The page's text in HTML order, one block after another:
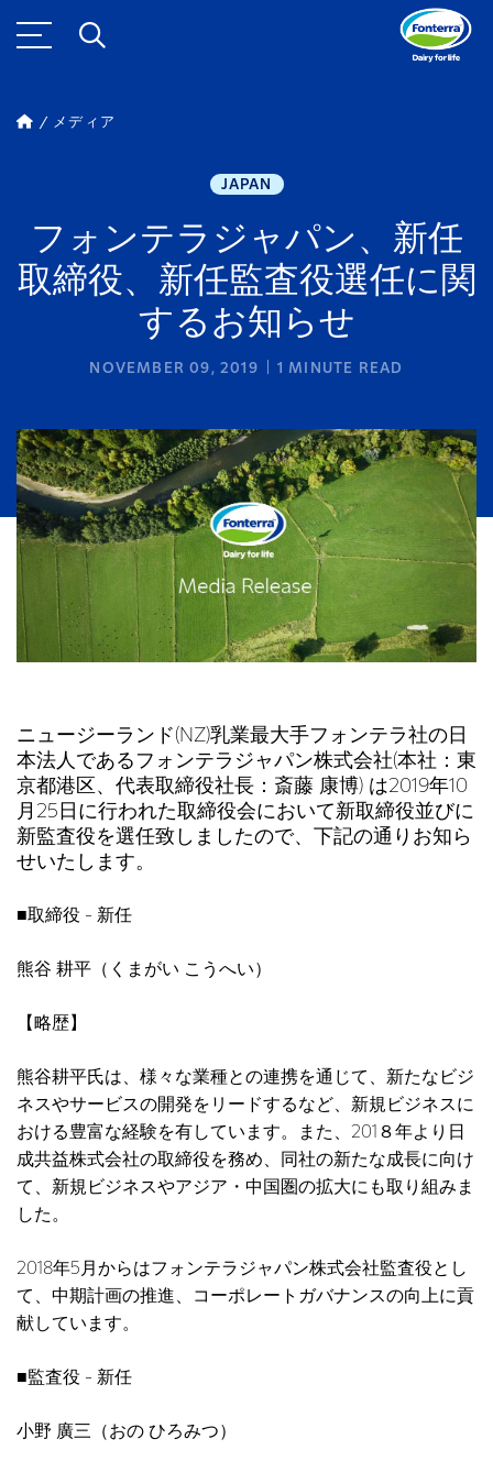
メディア
JAPAN
フォンテラジャパン、新任
取締役、新任監査役選任に関
するお知らせ
NOVEMBER 09, 2019 1 MINUTE READ
ニュージーランド(NZ)乳業最大手フォンテラ社の日
本法人であるフォンテラジャパン株式会社(本社：東
京都港区、代表取締役社長：斎藤 康博) は2019年10
月25日に行われた取締役会において新取締役並びに
新監査役を選任致しましたので、下記の通りお知ら
せいたします。
■取締役 - 新任
熊谷 耕平（くまがい こうへい）
【略歴】
熊谷耕平氏は、様々な業種との連携を通じて、新たなビジ
ネスやサービスの開発をリードするなど、新規ビジネスに
おける豊富な経験を有しています。また、201８年より日
成共益株式会社の取締役を務め、同社の新たな成長に向け
て、新規ビジネスやアジア・中国圏の拡大にも取り組みま
した。
2018年5月からはフォンテラジャパン株式会社監査役とし
て、中期計画の推進、コーポレートガバナンスの向上に貢
献しています。
■監査役 - 新任
小野 廣三（おの ひろみつ）